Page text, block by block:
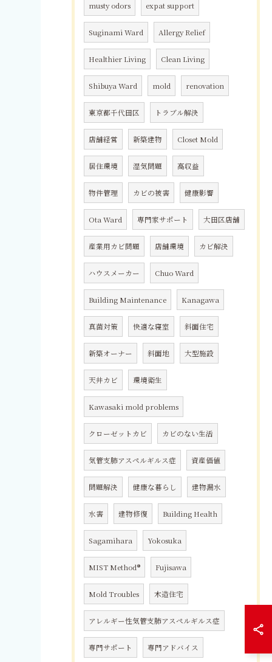
musty odors expat support
Suginami Ward Allergy Relief
Healthier Living Clean Living
Shibuya Ward mold renovation
東京都千代田区 トラブル解決
店舗経営 新築建物 Closet Mold
居住環境 湿気問題 高収益
物件管理 カビの被害 健康影響
Ota Ward 専門家サポート 大田区店舗
産業用カビ問題 店舗環境 カビ解決
ハウスメーカー Chuo Ward
Building Maintenance Kanagawa
真菌対策 快適な寝室 斜面住宅
新築オーナー 斜面地 大型施設
天井カビ 環境衛生
Kawasaki mold problems
クローゼットカビ カビのない生活
気管支肺アスペルギルス症 資産価値
問題解決 健康な暮らし 建物漏水
水害 建物修復 Building Health
Sagamihara Yokosuka
MIST Method® Fujisawa
Mold Troubles 木造住宅
アレルギー性気管支肺アスペルギルス症
専門サポート 専門アドバイス